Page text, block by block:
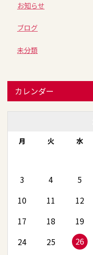
お知らせ
ブログ
未分類
カレンダー
月
火 水
3
4 5
10
11 12
17
18 19
24
25 26